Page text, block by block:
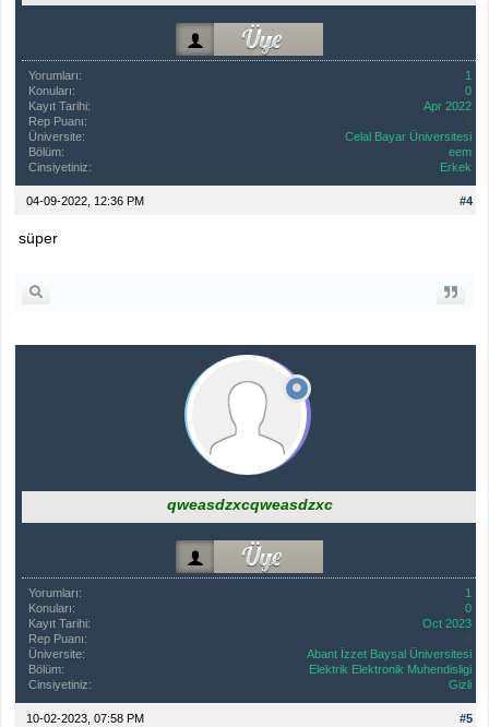
Yorumları:
1
Konuları:
0
Kayıt Tarihi:
Apr 2022
Rep Puanı:
Üniversite:
Celal Bayar Üniversitesi
Bölüm:
eem
Cinsiyetiniz:
Erkek
#4
04-09-2022, 12:36 PM
süper
qweasdzxcqweasdzxc
Yorumları:
1
Konuları:
0
Kayıt Tarihi:
Oct 2023
Rep Puanı:
Üniversite:
Abant İzzet Baysal Üniversitesi
Bölüm:
Elektrik Elektronik Muhendisligi
Cinsiyetiniz:
Gizli
#5
10-02-2023, 07:58 PM